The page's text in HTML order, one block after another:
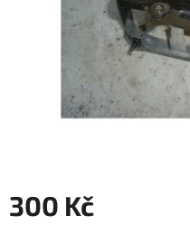
300 Kč